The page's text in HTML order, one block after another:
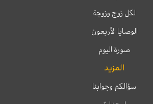
لكل زوج وزوجة
الوصايا الأربعون
صورة اليوم
المزيد
سؤالكم وجوابنا